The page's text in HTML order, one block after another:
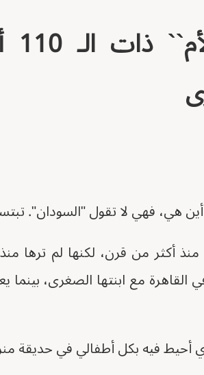
هي، فهي لا تقول "السودان".
مع ابنتها الصغرى، بينما
أحيط فيه بكل أطفالي في حديقة